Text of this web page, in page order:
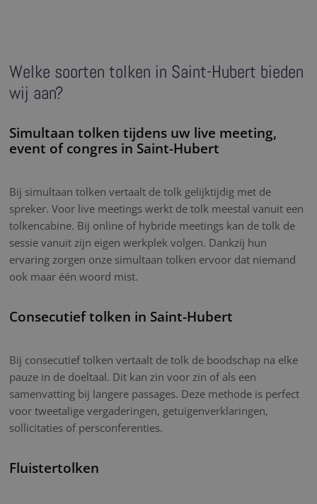
Welke soorten tolken in Saint-Hubert bieden
wij aan?
Simultaan tolken tijdens uw live meeting,
event of congres in Saint-Hubert
Bij simultaan tolken vertaalt de tolk gelijktijdig met de
spreker. Voor live meetings werkt de tolk meestal vanuit een
tolkencabine. Bij online of hybride meetings kan de tolk de
sessie vanuit zijn eigen werkplek volgen. Dankzij hun
ervaring zorgen onze simultaan tolken ervoor dat niemand
ook maar één woord mist.
Consecutief tolken in Saint-Hubert
Bij consecutief tolken vertaalt de tolk de boodschap na elke
pauze in de doeltaal. Dit kan zin voor zin of als een
samenvatting bij langere passages. Deze methode is perfect
voor tweetalige vergaderingen, getuigenverklaringen,
sollicitaties of persconferenties.
Fluistertolken